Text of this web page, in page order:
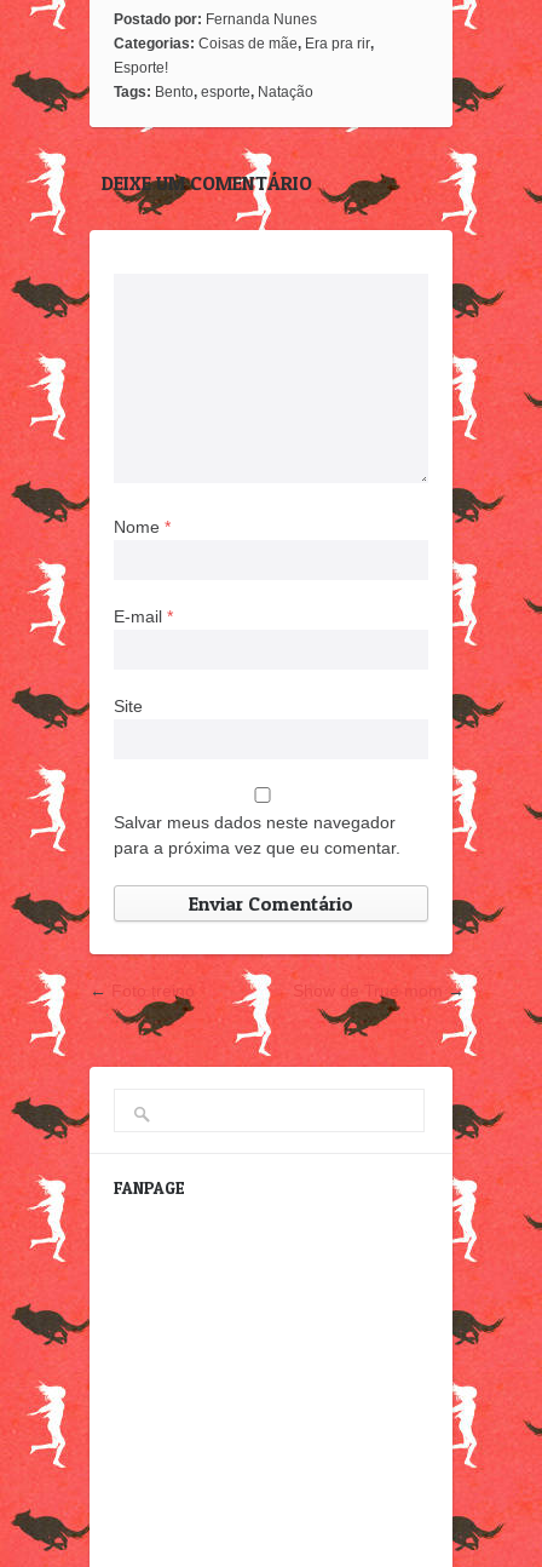
Postado por: Fernanda Nunes
Categorias: Coisas de mãe, Era pra rir,
Esporte!
Tags: Bento, esporte, Natação
DEIXE UM COMENTÁRIO
Nome *
E-mail *
Site
Salvar meus dados neste navegador
para a próxima vez que eu comentar.
← Foto treino Show de True mom →
FANPAGE